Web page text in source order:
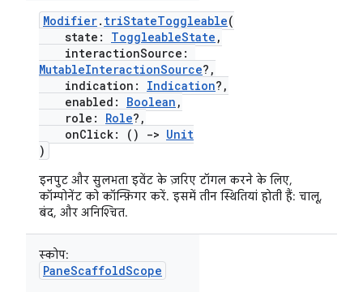
Modifier. triStateToggleable(
state: ToggleableState ,
interactionSource:
MutableInteractionSource?,
indication: Indication?,
enabled: Boolean ,
role: Role?,
onClick: ()
-> Unit
)
इनपुट और सुलभता इवेंट के ज़रिए टॉगल करने के लिए,
कॉम्पोनेंट को कॉन्फ़िगर करें. इसमें तीन स्थितियां होती हैं: चालू,
बंद, और अनिश्चित.
स्कोप:
PaneScaffoldScope